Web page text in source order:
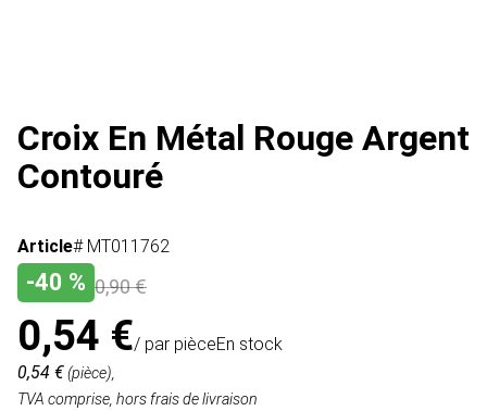
Croix En Métal Rouge Argent
Contouré
Article# MT011762
-40 % 0,90 €
0,54 €/ par pièceEn stock
0,54 €(pièce),
TVA comprise, hors frais de livraison